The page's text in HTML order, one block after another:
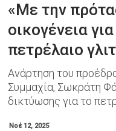
«Με την
οικογένεια
πετρέλαιο
Ανάρτηση του
Συμμαχία, Σωκράτη
δικτύωσης για το
Νοέ 12, 2025